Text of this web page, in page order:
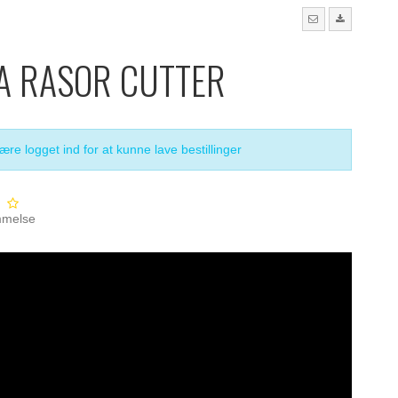
RASOR CUTTER
logget ind for at kunne lave bestillinger